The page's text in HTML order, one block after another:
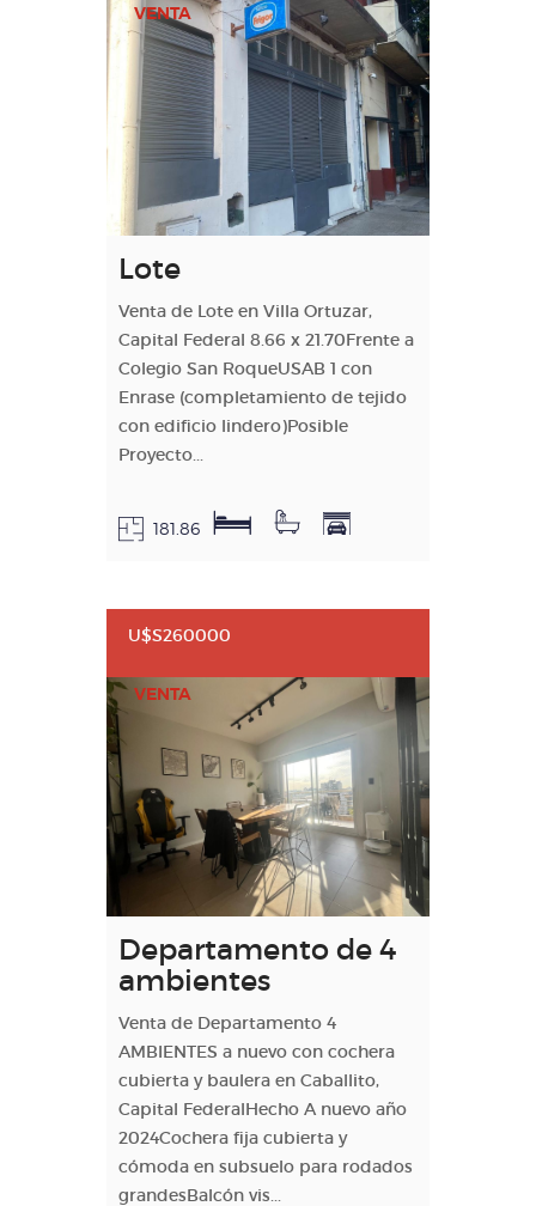
VENTA
Lote
Venta de Lote en Villa Ortuzar,
Capital Federal 8.66 x 21.70Frente a
Colegio San RoqueUSAB 1 con
Enrase (completamiento de tejido
con edificio lindero)Posible
Proyecto...
181.86
U$S260000
VENTA
Departamento de 4
ambientes
Venta de Departamento 4
AMBIENTES a nuevo con cochera
cubierta y baulera en Caballito,
Capital FederalHecho A nuevo año
2024Cochera fija cubierta y
cómoda en subsuelo para rodados
grandesBalcón vis...